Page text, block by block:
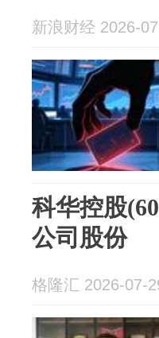
新浪财经 2026-
科华控股
公司股份
格隆汇 2026-07-